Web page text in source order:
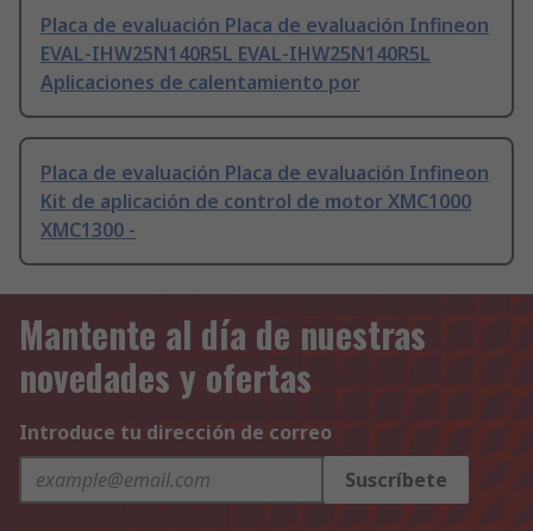
Placa de evaluación Placa de evaluación Infineon
EVAL-IHW25N140R5L EVAL-IHW25N140R5L
Aplicaciones de calentamiento por
Placa de evaluación Placa de evaluación Infineon
Kit de aplicación de control de motor XMC1000
XMC1300 -
Mantente al día de nuestras
novedades y ofertas
Introduce tu dirección de correo
Suscríbete